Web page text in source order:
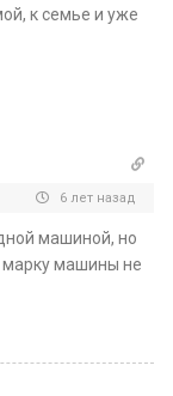
к семье и уже
6 лет назад
машиной, но
марку машины не